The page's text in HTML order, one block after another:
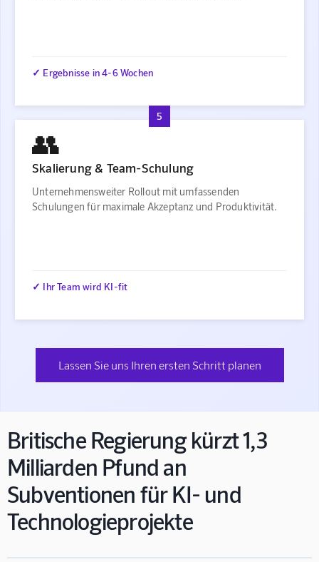
✓ Ergebnisse in 4-6 Wochen
5
👥
Skalierung & Team-Schulung
Unternehmensweiter Rollout mit umfassenden
Schulungen für maximale Akzeptanz und Produktivität.
✓ Ihr Team wird KI-fit
Lassen Sie uns Ihren ersten Schritt planen
Britische Regierung kürzt 1,3
Milliarden Pfund an
Subventionen für KI- und
Technologieprojekte